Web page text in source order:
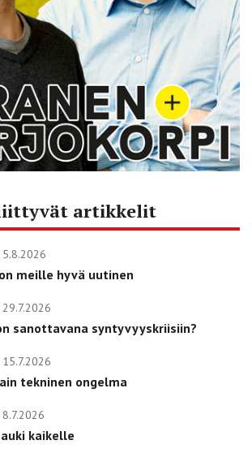
liittyvät artikkelit
5.8.2026
meille hyvä uutinen
29.7.2026
sanottavana syntyvyyskriisiin?
15.7.2026
tekninen ongelma
8.7.2026
kaikelle